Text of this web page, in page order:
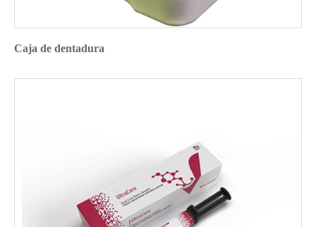
Caja de dentadura